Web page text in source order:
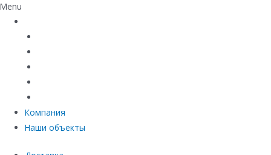
Menu
Компания
Наши объекты